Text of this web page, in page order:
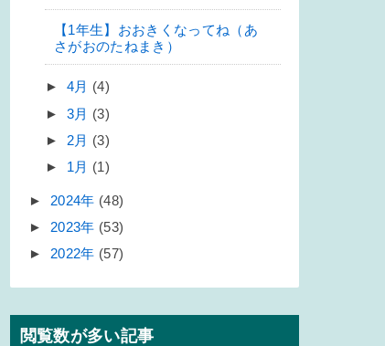
【1年生】おおきくなってね（あ
さがおのたねまき）
► 4月 (4)
► 3月 (3)
► 2月 (3)
► 1月 (1)
► 2024年 (48)
► 2023年 (53)
► 2022年 (57)
閲覧数が多い記事